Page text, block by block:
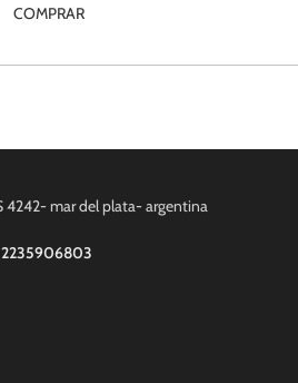
COMPRAR
4242- mar del plata- argentina
2235906803